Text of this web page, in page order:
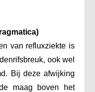
van refluxziekte is
ook wel
Bij deze afwijking
maag boven het